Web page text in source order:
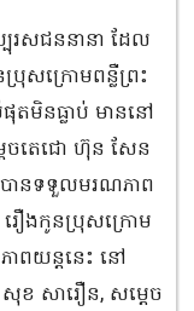
រសជននានា ដែល
រុសក្រោមពន្លឺព្រះ
មិនធ្លាប់ មាននៅ
ដេចតេជោ ហ៊ុន សែន
បានទទួលមរណភាព
រឿងកូនប្រុសក្រោម
ពយន្តនេះ នៅ
ខ សារឿន, សម្ដេច